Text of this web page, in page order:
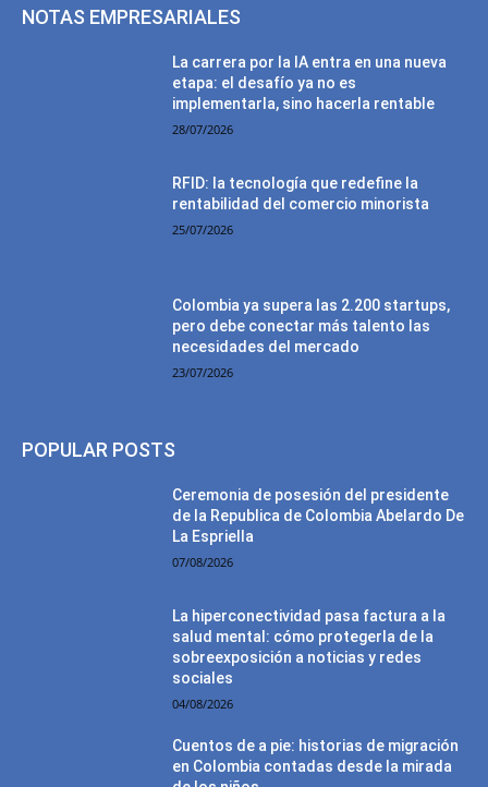
NOTAS EMPRESARIALES
La carrera por la IA entra en una nueva
etapa: el desafío ya no es
implementarla, sino hacerla rentable
28/07/2026
RFID: la tecnología que redefine la
rentabilidad del comercio minorista
25/07/2026
Colombia ya supera las 2.200 startups,
pero debe conectar más talento las
necesidades del mercado
23/07/2026
POPULAR POSTS
Ceremonia de posesión del presidente
de la Republica de Colombia Abelardo De
La Espriella
07/08/2026
La hiperconectividad pasa factura a la
salud mental: cómo protegerla de la
sobreexposición a noticias y redes
sociales
04/08/2026
Cuentos de a pie: historias de migración
en Colombia contadas desde la mirada